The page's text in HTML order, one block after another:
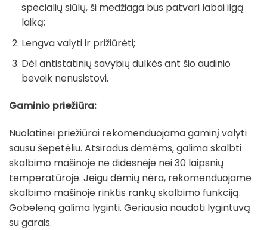
specialių siūlų, ši medžiaga bus patvari labai ilgą
laiką;
Lengva valyti ir prižiūrėti;
Dėl antistatinių savybių dulkės ant šio audinio
beveik nenusistovi.
Gaminio priežiūra:
Nuolatinei priežiūrai rekomenduojama gaminį valyti
sausu šepetėliu. Atsiradus dėmėms, galima skalbti
skalbimo mašinoje ne didesnėje nei 30 laipsnių
temperatūroje. Jeigu dėmių nėra, rekomenduojame
skalbimo mašinoje rinktis rankų skalbimo funkciją.
Gobeleną galima lyginti. Geriausia naudoti lygintuvą
su garais.